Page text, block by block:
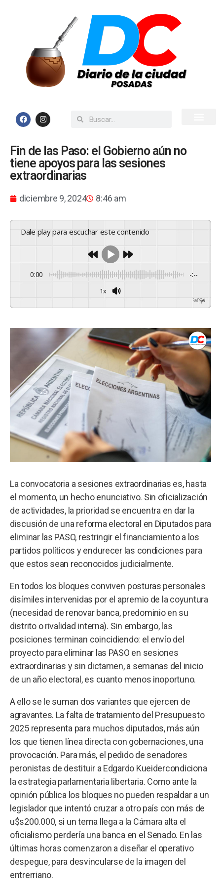
Fin de las Paso: el Gobierno aún no
tiene apoyos para las sesiones
extraordinarias
diciembre 9, 2024 8:46 am
Dale play para escuchar este contenido
0:00 -:--
1x
GSpeech
La convocatoria a sesiones extraordinarias es, hasta
el momento, un hecho enunciativo. Sin oficialización
de actividades, la prioridad se encuentra en dar la
discusión de una reforma electoral en Diputados para
eliminar las PASO, restringir el financiamiento a los
partidos políticos y endurecer las condiciones para
que estos sean reconocidos judicialmente.
En todos los bloques conviven posturas personales
disímiles intervenidas por el apremio de la coyuntura
(necesidad de renovar banca, predominio en su
distrito o rivalidad interna). Sin embargo, las
posiciones terminan coincidiendo: el envío del
proyecto para eliminar las PASO en sesiones
extraordinarias y sin dictamen, a semanas del inicio
de un año electoral, es cuanto menos inoportuno.
A ello se le suman dos variantes que ejercen de
agravantes. La falta de tratamiento del Presupuesto
2025 representa para muchos diputados, más aún
los que tienen línea directa con gobernaciones, una
provocación. Para más, el pedido de senadores
peronistas de destituir a Edgardo Kueidercondiciona
la estrategia parlamentaria libertaria. Como ante la
opinión pública los bloques no pueden respaldar a un
legislador que intentó cruzar a otro país con más de
u$s200.000, si un tema llega a la Cámara alta el
oficialismo perdería una banca en el Senado. En las
últimas horas comenzaron a diseñar el operativo
despegue, para desvincularse de la imagen del
entrerriano.